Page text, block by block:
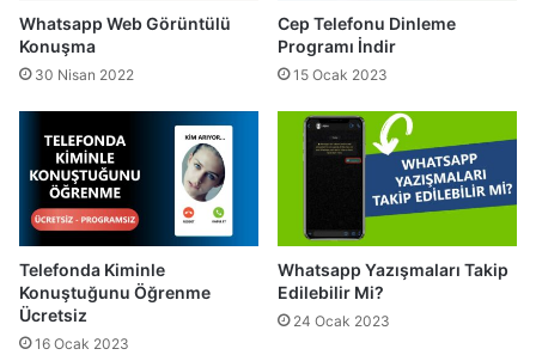
Whatsapp Web Görüntülü
Konuşma
30 Nisan 2022
Cep Telefonu Dinleme
Programı İndir
15 Ocak 2023
Telefonda Kiminle
Konuştuğunu Öğrenme
Ücretsiz
16 Ocak 2023
Whatsapp Yazışmaları Takip
Edilebilir Mi?
24 Ocak 2023